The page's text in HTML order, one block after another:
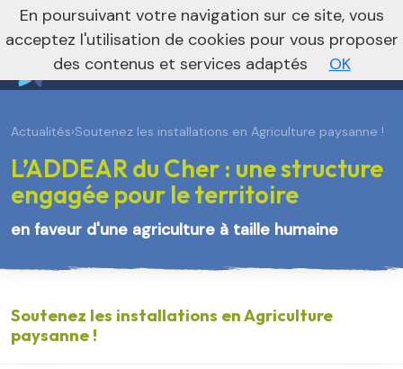
Vers le site régional Vers le site national
Actualités›Soutenez les installations en Agriculture paysanne !
L’ADDEAR du Cher : une structure
engagée pour le territoire
en faveur d'une agriculture à taille humaine
Soutenez les installations en Agriculture
paysanne !
En poursuivant votre navigation sur ce site, vous
acceptez l'utilisation de cookies pour vous proposer
des contenus et services adaptés
OK